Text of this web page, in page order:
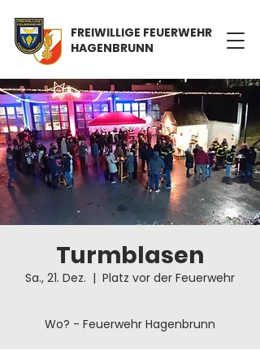
FREIWILLIGE FEUERWEHR
HAGENBRUNN
Turmblasen
Sa., 21. Dez.
  |
Platz vor der Feuerwehr